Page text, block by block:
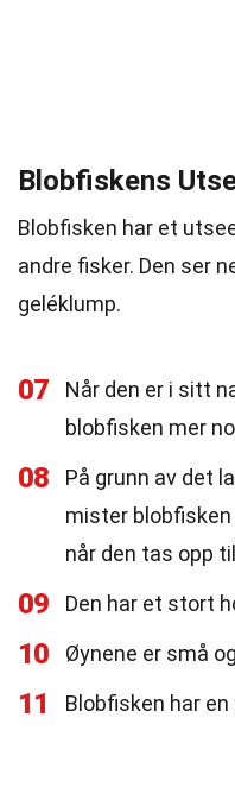
Blobfiskens
Blobfisken har et
andre fisker. Den ser
geléklump.
07
Når den er i sitt
blobfisken mer
08
På grunn av det
mister
når den tas opp
09 Den har et stort
10 Øynene er små
11 Blobfisken har